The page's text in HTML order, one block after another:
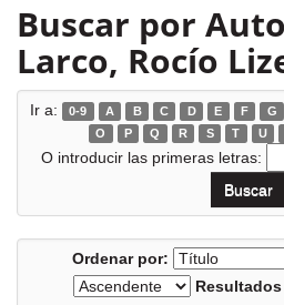
Buscar por
Larco, Rocío
Ir a: 0-9 A B C D E F G
O
P Q R S T U
O introducir las primeras letras:
Ordenar por: